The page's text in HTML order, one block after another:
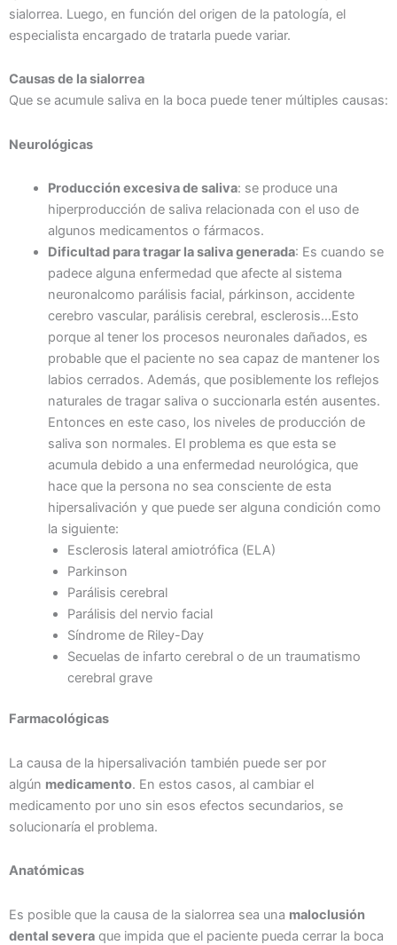
sialorrea. Luego, en función del origen de la patología, el
especialista encargado de tratarla puede variar.
Causas de la sialorrea
Que se acumule saliva en la boca puede tener múltiples causas:
Neurológicas
Producción excesiva de saliva: se produce una
hiperproducción de saliva relacionada con el uso de
algunos medicamentos o fármacos.
Dificultad para tragar la saliva generada: Es cuando se
padece alguna enfermedad que afecte al sistema
neuronalcomo parálisis facial, párkinson, accidente
cerebro vascular, parálisis cerebral, esclerosis…Esto
porque al tener los procesos neuronales dañados, es
probable que el paciente no sea capaz de mantener los
labios cerrados. Además, que posiblemente los reflejos
naturales de tragar saliva o succionarla estén ausentes.
Entonces en este caso, los niveles de producción de
saliva son normales. El problema es que esta se
acumula debido a una enfermedad neurológica, que
hace que la persona no sea consciente de esta
hipersalivación y que puede ser alguna condición como
la siguiente:
Esclerosis lateral amiotrófica (ELA)
Parkinson
Parálisis cerebral
Parálisis del nervio facial
Síndrome de Riley-Day
Secuelas de infarto cerebral o de un traumatismo
cerebral grave
Farmacológicas
La causa de la hipersalivación también puede ser por
algún medicamento. En estos casos, al cambiar el
medicamento por uno sin esos efectos secundarios, se
solucionaría el problema.
Anatómicas
Es posible que la causa de la sialorrea sea una maloclusión
dental severa que impida que el paciente pueda cerrar la boca